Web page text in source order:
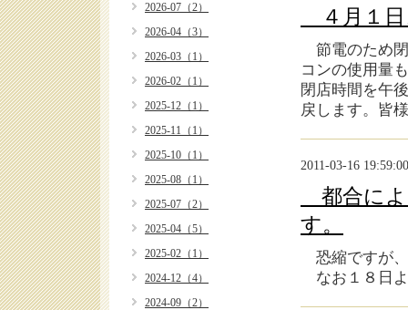
４月１日
節電のため
コンの使用量
閉店時間を午
戻します。皆
2011-03-16 19:59:00
都合によ
す。
恐縮ですが
なお１８日
2026-07（2）
2026-04（3）
2026-03（1）
2026-02（1）
2025-12（1）
2025-11（1）
2025-10（1）
2025-08（1）
2025-07（2）
2025-04（5）
2025-02（1）
2024-12（4）
2024-09（2）